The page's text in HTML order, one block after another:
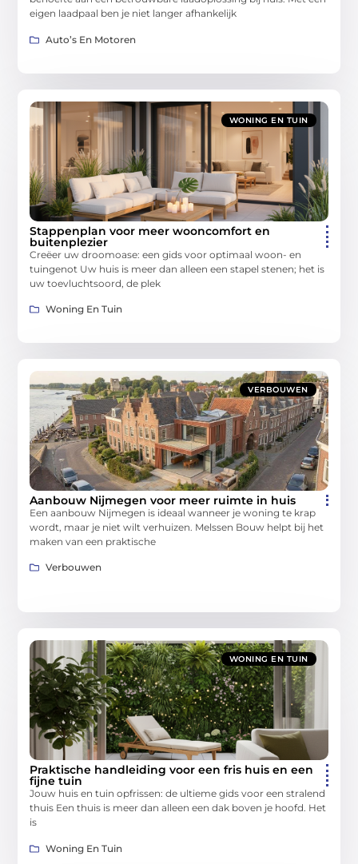
eigen laadpaal ben je niet langer afhankelijk
Auto’s En Motoren
WONING EN TUIN
Stappenplan voor meer wooncomfort en
buitenplezier
Creëer uw droomoase: een gids voor optimaal woon- en
tuingenot Uw huis is meer dan alleen een stapel stenen; het is
uw toevluchtsoord, de plek
Woning En Tuin
VERBOUWEN
Aanbouw Nijmegen voor meer ruimte in huis
Een aanbouw Nijmegen is ideaal wanneer je woning te krap
wordt, maar je niet wilt verhuizen. Melssen Bouw helpt bij het
maken van een praktische
Verbouwen
WONING EN TUIN
Praktische handleiding voor een fris huis en een
fijne tuin
Jouw huis en tuin opfrissen: de ultieme gids voor een stralend
thuis Een thuis is meer dan alleen een dak boven je hoofd. Het
is
Woning En Tuin